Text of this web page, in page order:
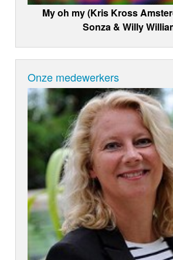
My oh my (Kris Kross
Sonza & Willy
Onze medewerkers